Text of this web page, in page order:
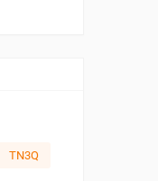
TN3Q